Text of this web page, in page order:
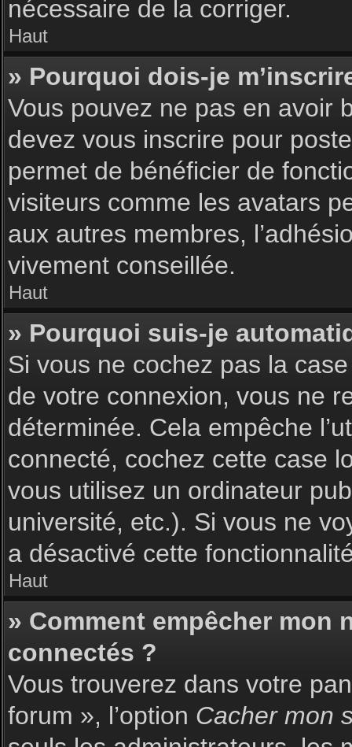
nécessaire de la corriger.
Haut
» Pourquoi dois-je
Vous pouvez ne pas en avoir
devez vous inscrire pour
permet de bénéficier de
visiteurs comme les avatars
aux autres membres,
vivement conseillée.
Haut
» Pourquoi suis-je
Si vous ne cochez pas la
de votre connexion, vous ne
déterminée. Cela empêche
connecté, cochez cette case
vous utilisez un ordinateur
université, etc.). Si vous ne
a désactivé cette
Haut
» Comment empêcher mon
connectés ?
Vous trouverez dans votre
forum », l’option Cacher mon